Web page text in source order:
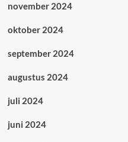
november 2024
oktober 2024
september 2024
augustus 2024
juli 2024
juni 2024